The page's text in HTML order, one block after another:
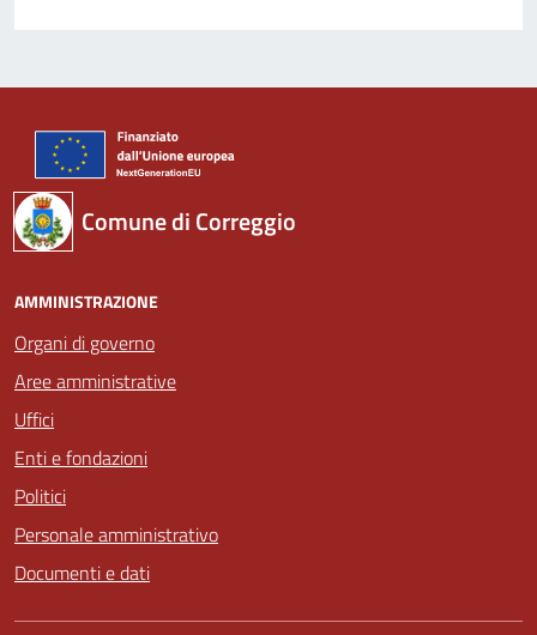
Comune di Correggio
AMMINISTRAZIONE
Organi di governo
Aree amministrative
Uffici
Enti e fondazioni
Politici
Personale amministrativo
Documenti e dati